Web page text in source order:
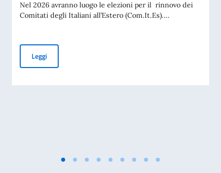
Nel 2026 avranno luogo le elezioni per il rinnovo dei
Comitati degli Italiani all’Estero (Com.It.Es)....
LeggiELEZIONI COMITES 2026 - Rinnovo dei Comitati degli